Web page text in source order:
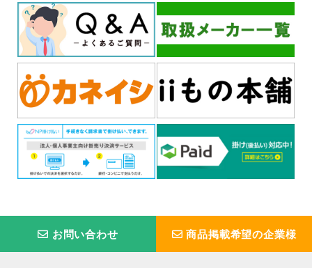
お問い合わせ 商品掲載希望の企業様